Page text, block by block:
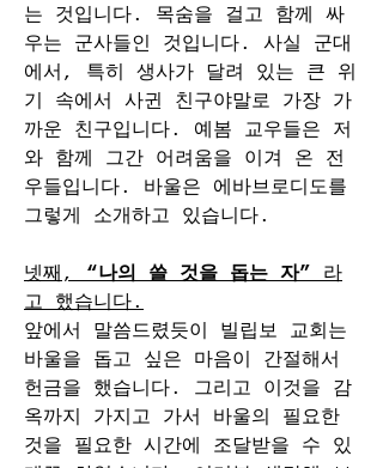
는 것입니다. 목숨을 걸고 함께 싸
우는 군사들인 것입니다. 사실 군대
에서, 특히 생사가 달려 있는 큰 위
기 속에서 사귄 친구야말로 가장 가
까운 친구입니다. 예봄 교우들은 저
와 함께 그간 어려움을 이겨 온 전
우들입니다. 바울은 에바브로디도를
그렇게 소개하고 있습니다.
넷째, “나의 쓸 것을 돕는 자”
라
고 했습니다.
앞에서 말씀드렸듯이 빌립보 교회는
바울을 돕고 싶은 마음이 간절해서
헌금을 했습니다. 그리고 이것을 감
옥까지 가지고 가서 바울의 필요한
것을 필요한 시간에 조달받을 수 있